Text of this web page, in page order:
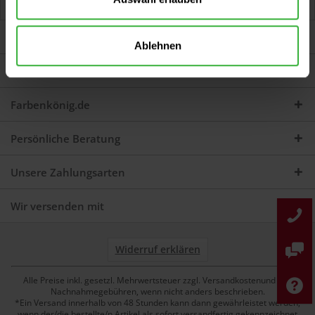
Ablehnen
Jetzt Bewertungen zum Artikel lesen...mehr
Service
Farbenkönig.de
Persönliche Beratung
Unsere Zahlungsarten
Wir versenden mit
Widerruf erklären
Alle Preise inkl. gesetzl. Mehrwertsteuer zzgl. Versandkostenund ggf.
Nachnahmegebühren, wenn nicht anders beschrieben.
*Ein Versand innerhalb von 48 Stunden kann dann gewährleistet werden,